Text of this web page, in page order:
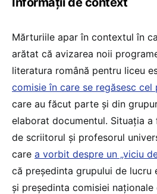
Mărturiile apar în contextul în
arătat că avizarea noii
literatura română pentru liceu
comisie în care se regăsesc cel
care au făcut parte și din
elaborat documentul. Situația
de scriitorul și profesorul
care a vorbit despre un „viciu
că președinta grupului de lucru
și președinta comisiei